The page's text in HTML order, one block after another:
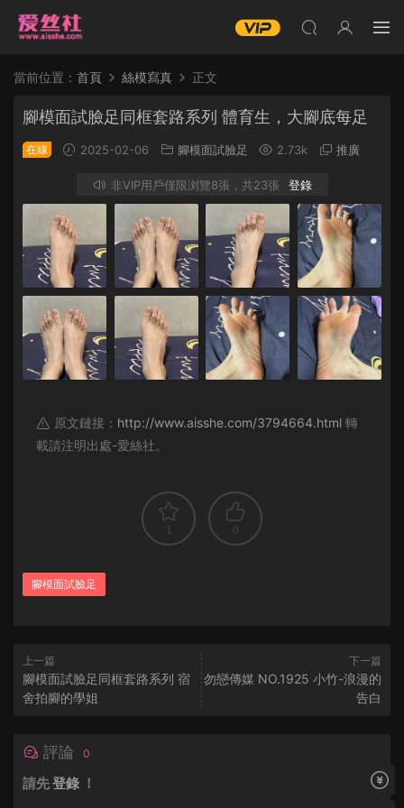
當前位置： 首頁 絲模寫真 正文
腳模面試臉足同框套路系列 體育生，大腳底每足
在線 2025-02-06 腳模面試臉足 2.73k 推廣
非VIP用戶僅限浏覽8張，共23張 登錄
原文鏈接： http://www.aisshe.com/3794664.html 轉
載請注明出處-愛絲社。
1 0
腳模面試臉足
上一篇
腳模面試臉足同框套路系列 宿
舍拍腳的學姐
下一篇
勿戀傳媒 NO.1925 小竹-浪漫的
告白
評論 0
請先登錄 ！